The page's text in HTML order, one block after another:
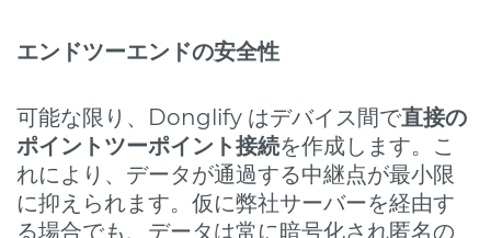
エンドツーエンドの安全性
可能な限り、Donglify はデバイス間で直接の
ポイントツーポイント接続を作成します。こ
れにより、データが通過する中継点が最小限
に抑えられます。仮に弊社サーバーを経由す
る場合でも、データは常に暗号化され匿名の